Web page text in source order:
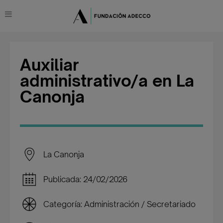
Auxiliar
administrativo/a en La
Canonja
La Canonja
Publicada: 24/02/2026
Categoría: Administración / Secretariado